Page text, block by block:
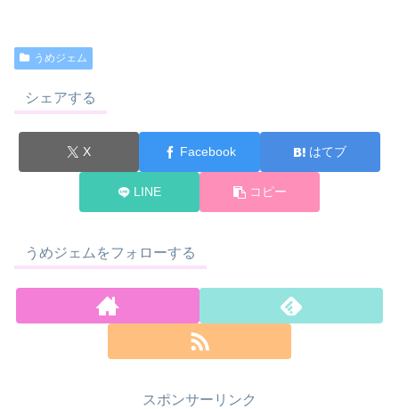
うめジェム
シェアする
X Facebook はてブ
LINE コピー
うめジェムをフォローする
スポンサーリンク